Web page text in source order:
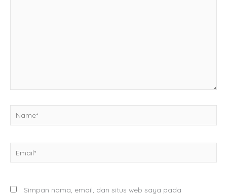
Simpan nama, email, dan situs web saya pada